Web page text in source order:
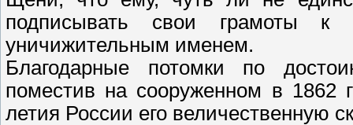
подписывать свои грамоты
уничижительным именем.
Благодарные потомки по
поместив на сооруженном в 1862
летия России его величественную